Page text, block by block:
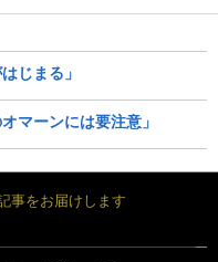
じまる」
マーンには要注意」
事をお届けします